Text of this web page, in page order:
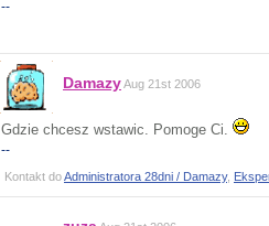
--
DamazyAug 21st 2006
Gdzie chcesz wstawic. Pomoge Ci.
--
Kontakt doAdministratora 28dni / Damazy,